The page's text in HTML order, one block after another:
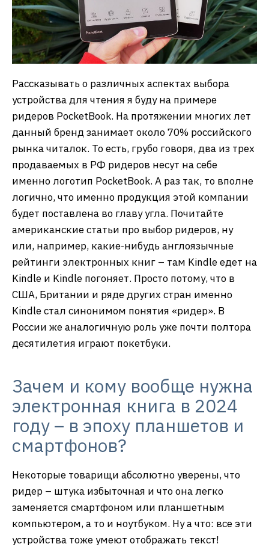
Рассказывать о различных аспектах выбора
устройства для чтения я буду на примере
ридеров PocketBook. На протяжении многих лет
данный бренд занимает около 70% российского
рынка читалок. То есть, грубо говоря, два из трех
продаваемых в РФ ридеров несут на себе
именно логотип PocketBook. А раз так, то вполне
логично, что именно продукция этой компании
будет поставлена во главу угла. Почитайте
американские статьи про выбор ридеров, ну
или, например, какие-нибудь англоязычные
рейтинги электронных книг – там Kindle едет на
Kindle и Kindle погоняет. Просто потому, что в
США, Британии и ряде других стран именно
Kindle стал синонимом понятия «ридер». В
России же аналогичную роль уже почти полтора
десятилетия играют покетбуки.
Зачем и кому вообще нужна
электронная книга в 2024
году – в эпоху планшетов и
смартфонов?
Некоторые товарищи абсолютно уверены, что
ридер – штука избыточная и что она легко
заменяется смартфоном или планшетным
компьютером, а то и ноутбуком. Ну а что: все эти
устройства тоже умеют отображать текст!